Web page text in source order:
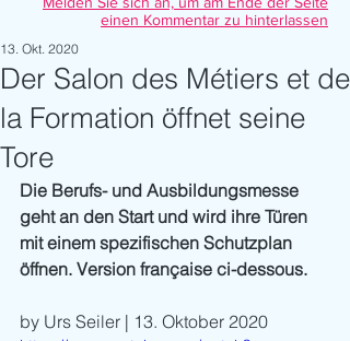
einen Kommentar zu hinterlassen
Der Salon des Métiers et de
la Formation öffnet seine
Tore
13. Okt. 2020
Die Berufs- und Ausbildungsmesse
geht an den Start und wird ihre Türen
mit einem spezifischen Schutzplan
öffnen. Version française ci-dessous.
by Urs Seiler | 13. Oktober 2020